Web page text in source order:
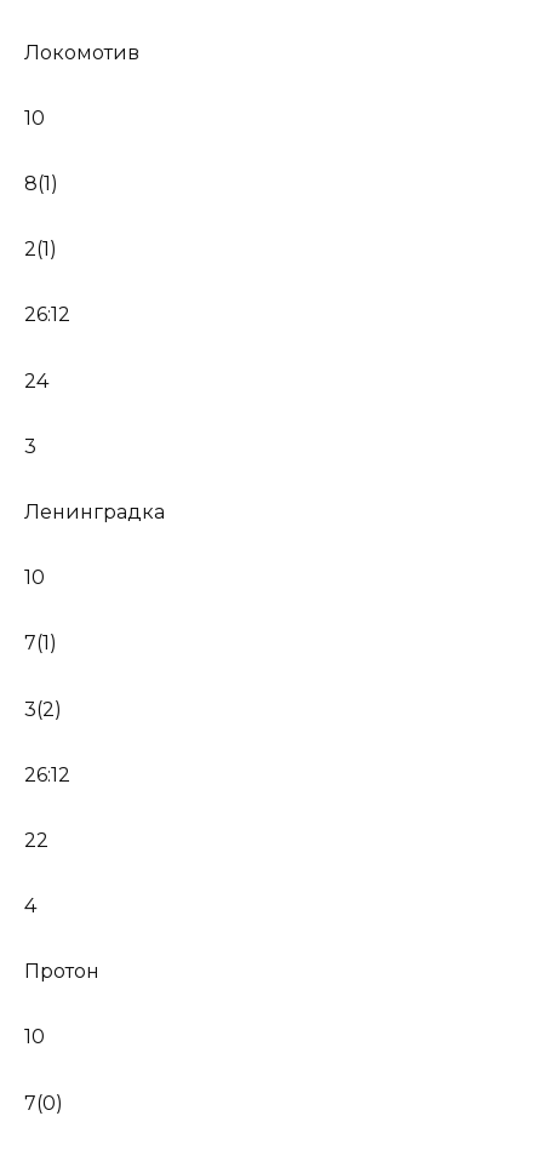
Локомотив
10
8(1)
2(1)
26:12
24
3
Ленинградка
10
7(1)
3(2)
26:12
22
4
Протон
10
7(0)